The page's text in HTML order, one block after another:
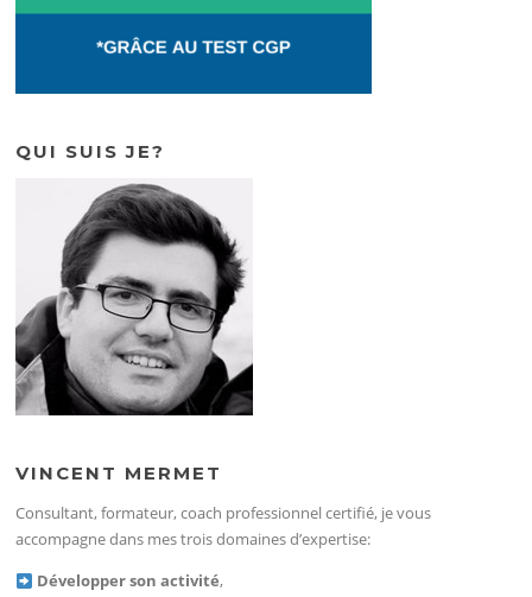
QUI SUIS JE?
VINCENT MERMET
Consultant, formateur, coach professionnel certifié, je vous
accompagne dans mes trois domaines d’expertise:
Développer son activité,